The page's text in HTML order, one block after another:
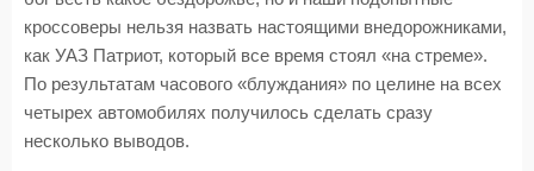
кроссоверы нельзя назвать настоящими внедорожниками,
как УАЗ Патриот, который все время стоял «на стреме».
По результатам часового «блуждания» по целине на всех
четырех автомобилях получилось сделать сразу
несколько выводов.